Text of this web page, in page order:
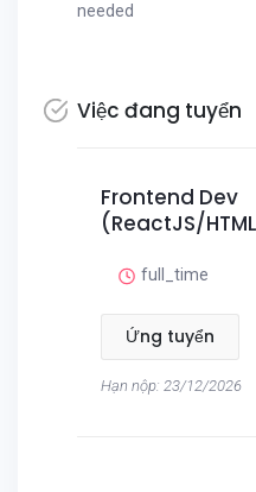
needed
Việc đang tuyển
Frontend Dev
(ReactJS/
full_time
Ứng tuyển
Hạn nộp: 23/12/2026